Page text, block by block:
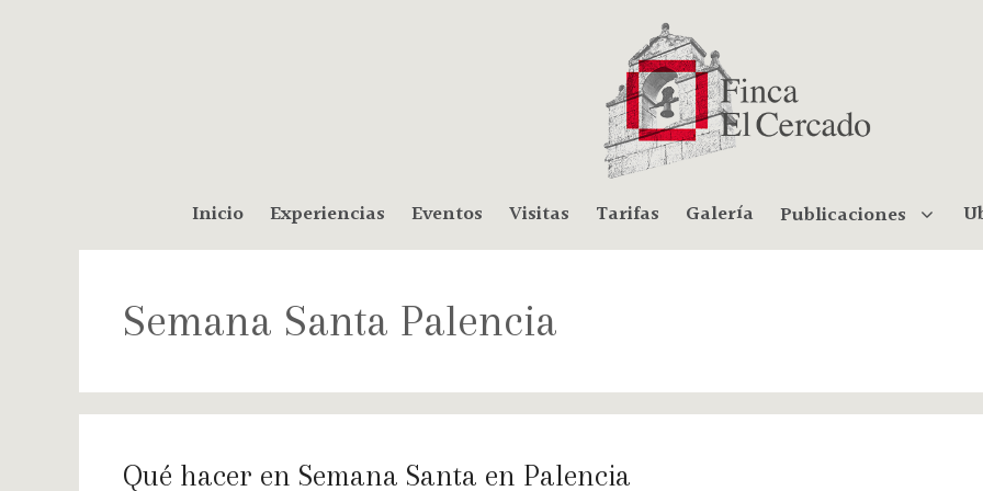
Inicio Experiencias Eventos Visitas Tarifas Galería Publicaciones
Semana Santa Palencia
Qué hacer en Semana Santa en Palencia